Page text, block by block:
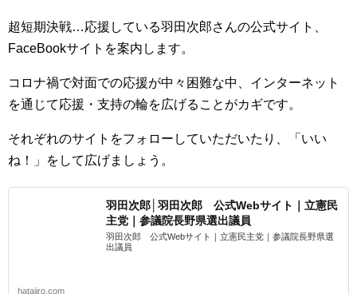
超短期決戦…応援している羽田次郎さんの公式サイト、
FaceBookサイトを案内します。
コロナ禍で対面での応援が中々困難な中、インターネット
を通じて応援・支持の輪を広げることがカギです。
それぞれのサイトをフォローしていただいたり、「いい
ね！」をして広げましょう。
羽田次郎│羽田次郎 公式Webサイト｜立憲民
主党｜参議院長野県選出議員
羽田次郎 公式Webサイト｜立憲民主党｜参議院長野県選
出議員
hatajiro.com